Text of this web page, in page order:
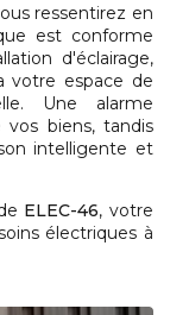
ressentirez en
est conforme
d'éclairage,
votre espace de
Une alarme
vos biens, tandis
intelligente et
ELEC-46, votre
électriques à